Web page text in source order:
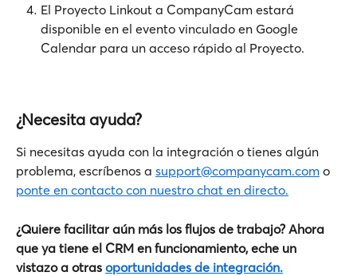
El Proyecto Linkout a CompanyCam estará
disponible en el evento vinculado en Google
Calendar para un acceso rápido al Proyecto.
¿Necesita ayuda?
Si necesitas ayuda con la integración o tienes algún
problema, escríbenos a support@companycam.com o
ponte en contacto con nuestro chat en directo.
¿Quiere facilitar aún más los flujos de trabajo? Ahora
que ya tiene el CRM en funcionamiento, eche un
vistazo a otras oportunidades de integración.